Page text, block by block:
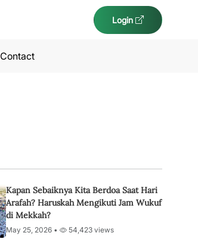
Login
Contact
Kapan Sebaiknya Kita Berdoa Saat Hari
Arafah? Haruskah Mengikuti Jam Wukuf
di Mekkah?
May 25, 2026 • 54,423 views